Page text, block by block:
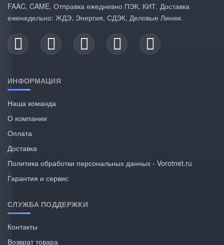
FAAC, CAME. Отправка ежедневно ПЭК, КИТ. Доставка
еженедельно: ЖДЭ, Энергия, СДЭК, Деловые Линии.
ИНФОРМАЦИЯ
Наша команда
О компании
Оплата
Доставка
Политика обработки персональных данных - Vorotnet.ru
Гарантия и сервис
СЛУЖБА ПОДДЕРЖКИ
Контакты
Возврат товара